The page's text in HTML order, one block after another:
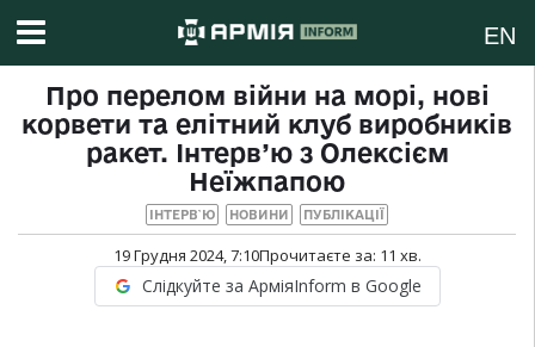
EN
Про перелом війни на морі, нові
корвети та елітний клуб виробників
ракет. Інтерв’ю з Олексієм
Неїжпапою
ІНТЕРВ`Ю НОВИНИ ПУБЛІКАЦІЇ
19 Грудня 2024, 7:10Прочитаєте за: 11 хв.
Слідкуйте за АрміяInform в Google